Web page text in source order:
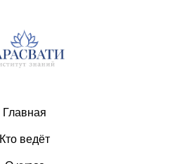
Главная
Кто ведёт